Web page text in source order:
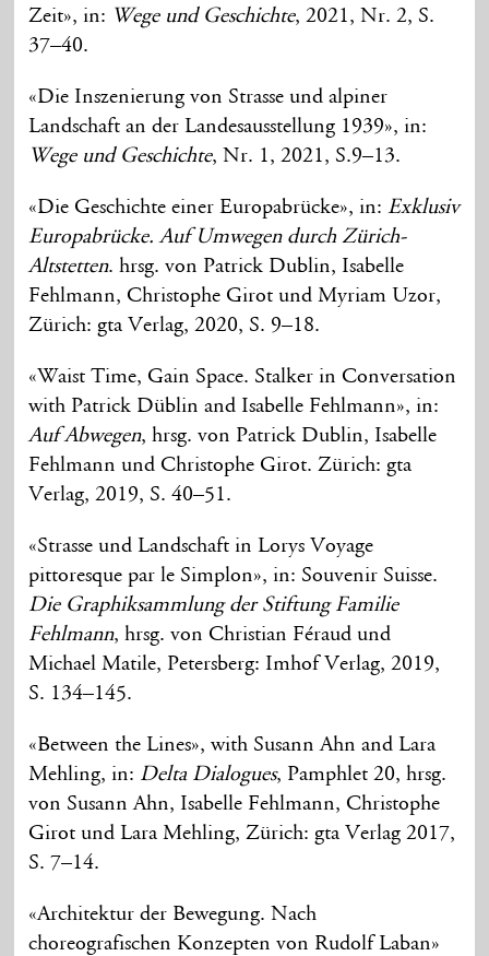
Zeit», in: Wege und Geschichte, 2021, Nr. 2, S.
37–40.
«Die Inszenierung von Strasse und alpiner
Landschaft an der Landesausstellung 1939», in:
Wege und Geschichte, Nr. 1, 2021, S.9–13.
«Die Geschichte einer Europabrücke», in:Exklusiv
Europabrücke. Auf Umwegen durch Zürich-
Altstetten. hrsg. von Patrick Dublin, Isabelle
Fehlmann, Christophe Girot und Myriam Uzor,
Zürich: gta Verlag, 2020, S. 9–18.
«Waist Time, Gain Space. Stalker in Conversation
with Patrick Düblin and Isabelle Fehlmann», in:
Auf Abwegen, hrsg. von Patrick Dublin, Isabelle
Fehlmann und Christophe Girot. Zürich: gta
Verlag, 2019, S. 40–51.
«Strasse und Landschaft in Lorys Voyage
pittoresque par le Simplon», in: Souvenir Suisse.
Die Graphiksammlung der Stiftung Familie
Fehlmann, hrsg. von Christian Féraud und
Michael Matile, Petersberg: Imhof Verlag, 2019,
S. 134–145.
«Between the Lines», with Susann Ahn and Lara
Mehling, in: Delta Dialogues, Pamphlet 20, hrsg.
von Susann Ahn, Isabelle Fehlmann, Christophe
Girot und Lara Mehling, Zürich: gta Verlag 2017,
S. 7–14.
«Architektur der Bewegung. Nach
choreografischen Konzepten von Rudolf Laban»